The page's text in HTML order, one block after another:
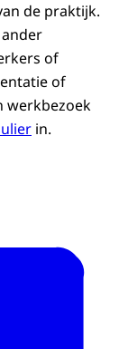
de praktijk.
of
of
werkbezoek
in.